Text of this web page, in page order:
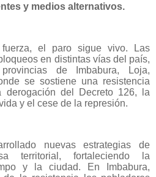
y medios alternativos.
el paro sigue vivo. Las
en distintas vías del país,
de Imbabura, Loja,
se sostiene una resistencia
derogación del Decreto 126, la
y el cese de la represión.
nuevas estrategias de
territorial, fortaleciendo la
y la ciudad. En Imbabura,